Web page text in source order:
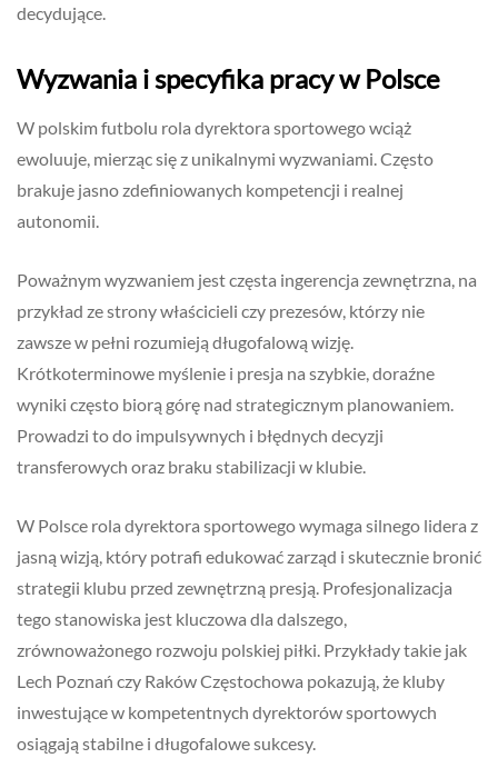
decydujące.
Wyzwania i specyfika pracy w Polsce
W polskim futbolu rola dyrektora sportowego wciąż
ewoluuje, mierząc się z unikalnymi wyzwaniami. Często
brakuje jasno zdefiniowanych kompetencji i realnej
autonomii.
Poważnym wyzwaniem jest częsta ingerencja zewnętrzna, na
przykład ze strony właścicieli czy prezesów, którzy nie
zawsze w pełni rozumieją długofalową wizję.
Krótkoterminowe myślenie i presja na szybkie, doraźne
wyniki często biorą górę nad strategicznym planowaniem.
Prowadzi to do impulsywnych i błędnych decyzji
transferowych oraz braku stabilizacji w klubie.
W Polsce rola dyrektora sportowego wymaga silnego lidera z
jasną wizją, który potrafi edukować zarząd i skutecznie bronić
strategii klubu przed zewnętrzną presją. Profesjonalizacja
tego stanowiska jest kluczowa dla dalszego,
zrównoważonego rozwoju polskiej piłki. Przykłady takie jak
Lech Poznań czy Raków Częstochowa pokazują, że kluby
inwestujące w kompetentnych dyrektorów sportowych
osiągają stabilne i długofalowe sukcesy.